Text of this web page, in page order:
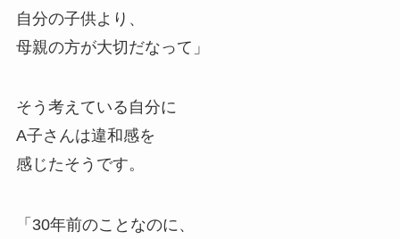
自分の子供より、
母親の方が大切だなって」
そう考えている自分に
A子さんは違和感を
感じたそうです。
「30年前のことなのに、